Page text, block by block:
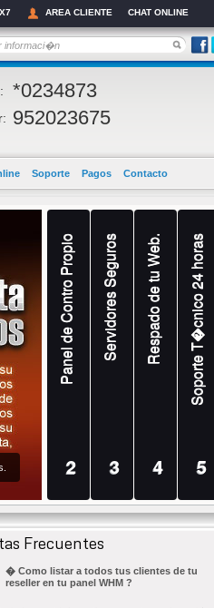
AREA CLIENTE CHAT ONLINE
*0234873
952023675
Soporte Pagos Contacto
Panel de Contro Propio
2
Servidores Seguros
3
Respado de tu Web.
4
Soporte T�cnico 24 horas
5
Frecuentes
� Como listar a todos tus clientes de tu
reseller en tu panel WHM ?